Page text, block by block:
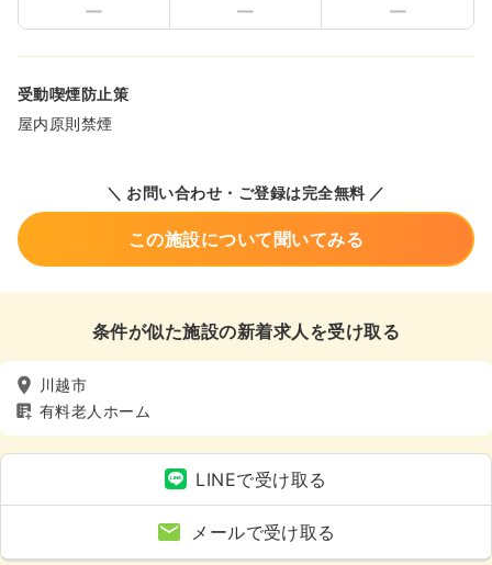
受動喫煙防止策
屋内原則禁煙
＼ お問い合わせ・ご登録は完全無料 ／
この施設について聞いてみる
条件が似た施設の新着求人を受け取る
川越市
有料老人ホーム
LINEで受け取る
メールで受け取る